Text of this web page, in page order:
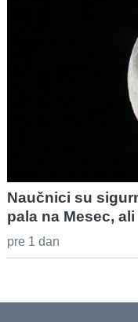
Naučnici su
pala na Mesec,
pre 1 dan